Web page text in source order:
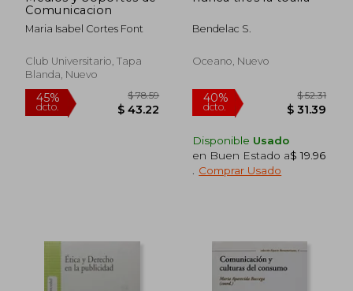
Comunicacion
Maria Isabel Cortes Font
Club Universitario, Tapa
Blanda, Nuevo
Bendelac S.
Oceano, Nuevo
Disponible Usado
en Buen Estado a$ 19.96
Comprar Usado